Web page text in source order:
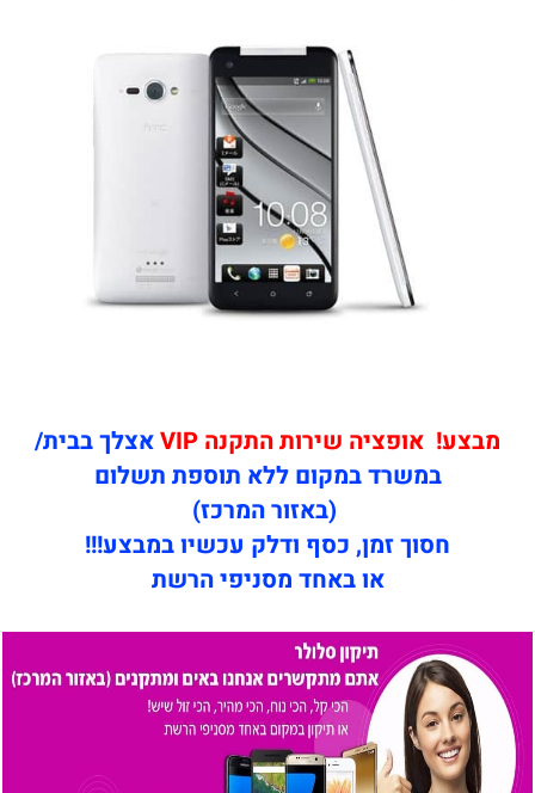
מבצע! אופציה שירות התקנה VIP
אצלך בבית/
במשרד במקום ללא תוספת תשלום
(באזור המרכז)
חסוך זמן, כסף ודלק עכשיו במבצע!!!
או באחד מסניפי הרשת